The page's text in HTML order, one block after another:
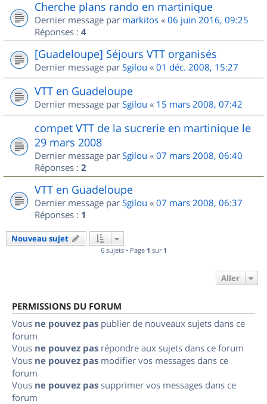
Cherche plans rando en martinique
Dernier message par markitos « 06 juin 2016, 09:25
Réponses : 4
[Guadeloupe] Séjours VTT organisés
Dernier message par Sgilou « 01 déc. 2008, 15:27
VTT en Guadeloupe
Dernier message par Sgilou « 15 mars 2008, 07:42
compet VTT de la sucrerie en martinique le
29 mars 2008
Dernier message par Sgilou « 07 mars 2008, 06:40
Réponses : 2
VTT en Guadeloupe
Dernier message par Sgilou « 07 mars 2008, 06:37
Réponses : 1
Nouveau sujet
6 sujets • Page 1 sur 1
Aller
PERMISSIONS DU FORUM
Vous ne pouvez pas publier de nouveaux sujets dans ce
forum
Vous ne pouvez pas répondre aux sujets dans ce forum
Vous ne pouvez pas modifier vos messages dans ce
forum
Vous ne pouvez pas supprimer vos messages dans ce
forum